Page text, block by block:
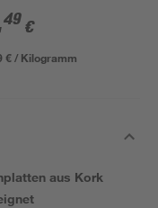
49 €
€ / Kilogramm
aus Kork